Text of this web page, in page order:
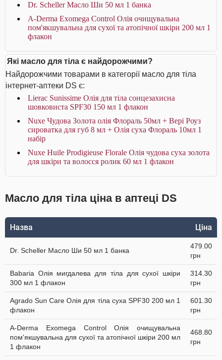
Dr. Scheller Масло Ши 50 мл 1 банка
A-Derma Exomega Control Олія очищувальна
пом'якшувальна для сухої та атопічної шкіри 200 мл 1
флакон
Які масло для тіла є найдорожчими?
Найдорожчими товарами в категорії масло для тіла
інтернет-аптеки DS є:
Lierac Sunissime Олія для тіла сонцезахисна
шовковиста SPF30 150 мл 1 флакон
Nuxe Чудова Золота олія Флораль 50мл + Вері Роуз
сироватка для губ 8 мл + Олія суха Флораль 10мл 1
набір
Nuxe Huile Prodigieuse Florale Олія чудова суха золота
для шкіри та волосся ролик 60 мл 1 флакон
Масло для тіла ціна в аптеці DS
Назва Ціна
Dr. Scheller Масло Ши 50 мл 1 банка
479.00
грн
Babaria Олія мигдалева для тіла для сухої шкіри
300 мл 1 флакон
314.30
грн
Agrado Sun Care Олія для тіла суха SPF30 200 мл 1
флакон
601.30
грн
A-Derma Exomega Control Олія очищувальна
пом'якшувальна для сухої та атопічної шкіри 200 мл
1 флакон
468.80
грн